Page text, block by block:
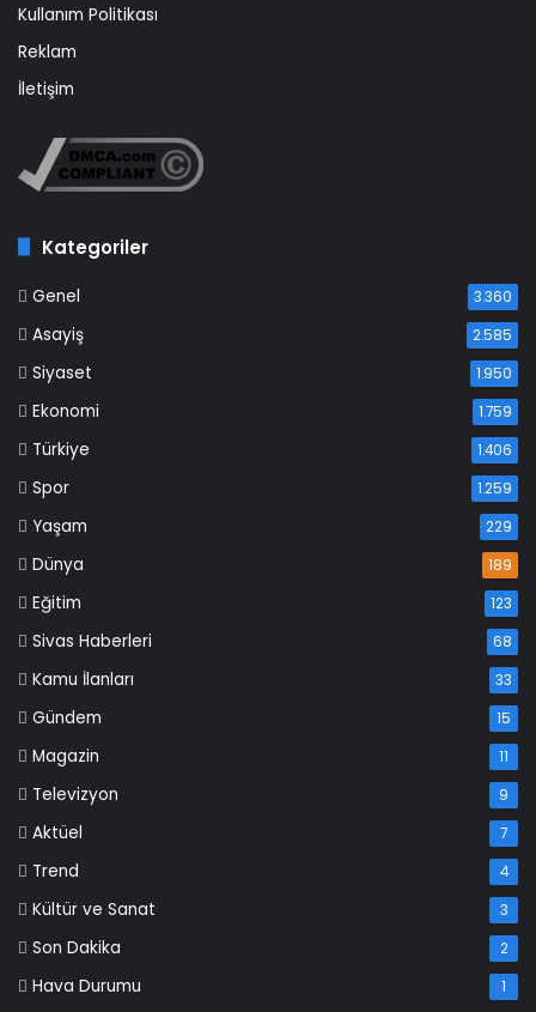
Kullanım Politikası
Reklam
İletişim
Kategoriler
Genel 3.360
Asayiş 2.585
Siyaset 1.950
Ekonomi 1.759
Türkiye 1.406
Spor 1.259
Yaşam 229
Dünya 189
Eğitim 123
Sivas Haberleri 68
Kamu İlanları 33
Gündem 15
Magazin 11
Televizyon 9
Aktüel 7
Trend 4
Kültür ve Sanat 3
Son Dakika 2
Hava Durumu 1